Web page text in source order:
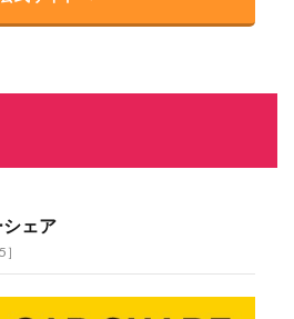
ェア